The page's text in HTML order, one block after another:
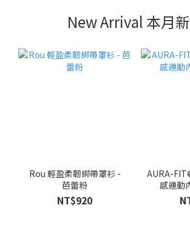
New Arrival 本月
Rou 輕盈柔韌綁帶罩衫 -
芭蕾粉
NT$920
AURA-
感運動